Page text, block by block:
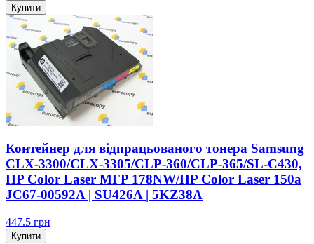
Купити
Контейнер для відпрацьованого тонера Samsung
CLX-3300/CLX-3305/CLP-360/CLP-365/SL-C430,
HP Color Laser MFP 178NW/HP Color Laser 150a
JC67-00592A | SU426A | 5KZ38A
447.5 грн
Купити